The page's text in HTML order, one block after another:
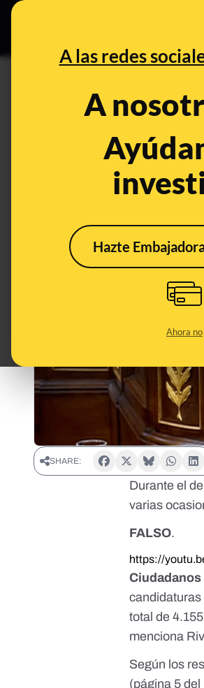
A las redes
A
Hazte
Ahora no
Es falso que
generales como
Jul 22, 2019, 8:58:03 AM
SHARE:
Durante el
varias
FALSO.
https://
total de
menciona
Según los
(página 5 del